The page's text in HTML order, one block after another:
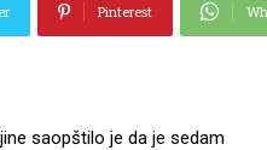
Pinterest
saopštilo je da je sedam